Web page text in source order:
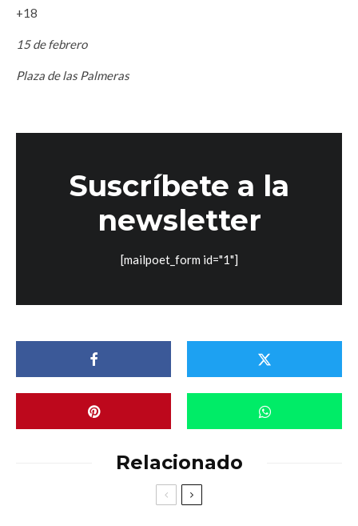
+18
15 de febrero
Plaza de las Palmeras
Suscríbete a la
newsletter
[mailpoet_form id="1"]
Relacionado